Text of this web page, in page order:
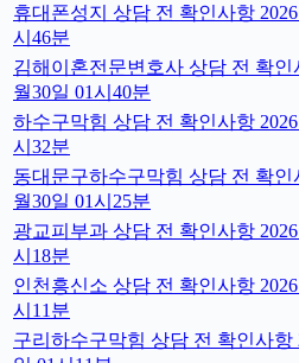
휴대폰성지 상담 전 확인사항 2026
시46분
김해이혼전문변호사 상담 전 확인
월30일 01시40분
하수구막힘 상담 전 확인사항 2026
시32분
동대문구하수구막힘 상담 전 확인
월30일 01시25분
광교피부과 상담 전 확인사항 2026
시18분
인천흥신소 상담 전 확인사항 2026
시11분
구리하수구막힘 상담 전 확인사항